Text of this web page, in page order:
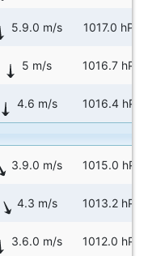
5.9.0 m/s 1017.0 hPa
5 m/s 1016.7 hPa
4.6 m/s 1016.4 hPa
3.9.0 m/s 1015.0 hPa
4.3 m/s 1013.2 hPa
3.6.0 m/s 1012.0 hPa